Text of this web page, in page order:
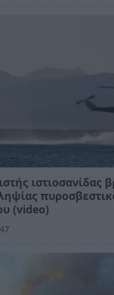
ιστιοσανίδας
(video)